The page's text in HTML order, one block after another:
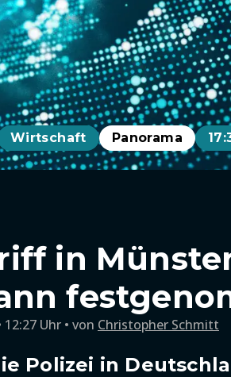
Wirtschaft Panorama
in
12:27 Uhr von Christopher Schmitt
Polizei in